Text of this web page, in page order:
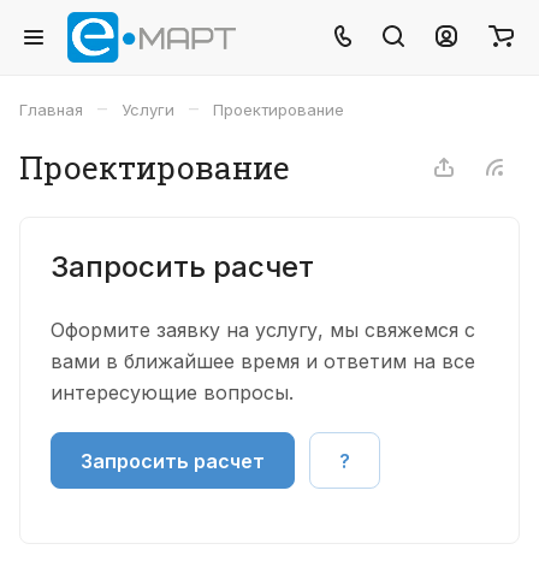
Главная – Услуги – Проектирование
Проектирование
Запросить расчет
Оформите заявку на услугу, мы свяжемся с
вами в ближайшее время и ответим на все
интересующие вопросы.
Запросить расчет ?